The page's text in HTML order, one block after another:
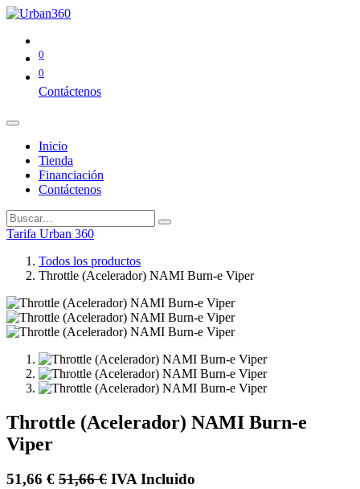
0
0
Contáctenos
Inicio
Tienda
Financiación
Contáctenos
Tarifa Urban 360
Todos los productos
Throttle (Acelerador) NAMI Burn-e Viper
Throttle (Acelerador) NAMI Burn-e
Viper
51,66 € 51,66€ IVA Incluido